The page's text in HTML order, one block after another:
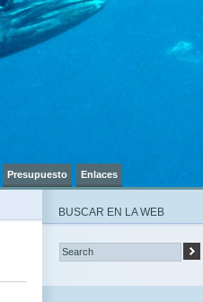
Presupuesto Enlaces
BUSCAR EN LA WEB